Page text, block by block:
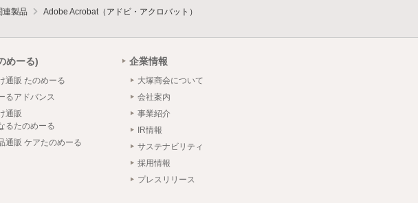
連製品
Adobe Acrobat（アドビ・アクロバット）
めーる)
通販 たのめーる
るアドバンス
通販
るたのめーる
通販 ケアたのめーる
企業情報
大塚商会について
会社案内
事業紹介
IR情報
サステナビリティ
採用情報
プレスリリース